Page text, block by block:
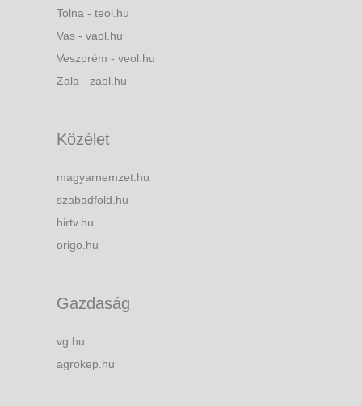
Tolna - teol.hu
Vas - vaol.hu
Veszprém - veol.hu
Zala - zaol.hu
Közélet
magyarnemzet.hu
szabadfold.hu
hirtv.hu
origo.hu
Gazdaság
vg.hu
agrokep.hu